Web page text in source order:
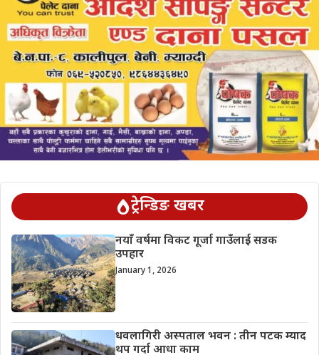
ट्रेन्डिङ खबर
नयाँ वर्षमा विकट गूर्जा गाउँलाई सडक
उपहार
January 1, 2026
धवलागिरी अस्पताल भवन : तीन पटक म्याद
थप गर्दा आधा काम